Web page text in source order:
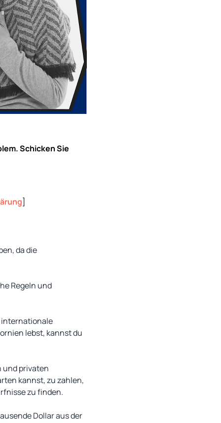
Schicken Sie
]
da die
Regeln und
internationale
lebst, kannst du
und privaten
kannst, zu zahlen,
zu finden.
Dollar aus der